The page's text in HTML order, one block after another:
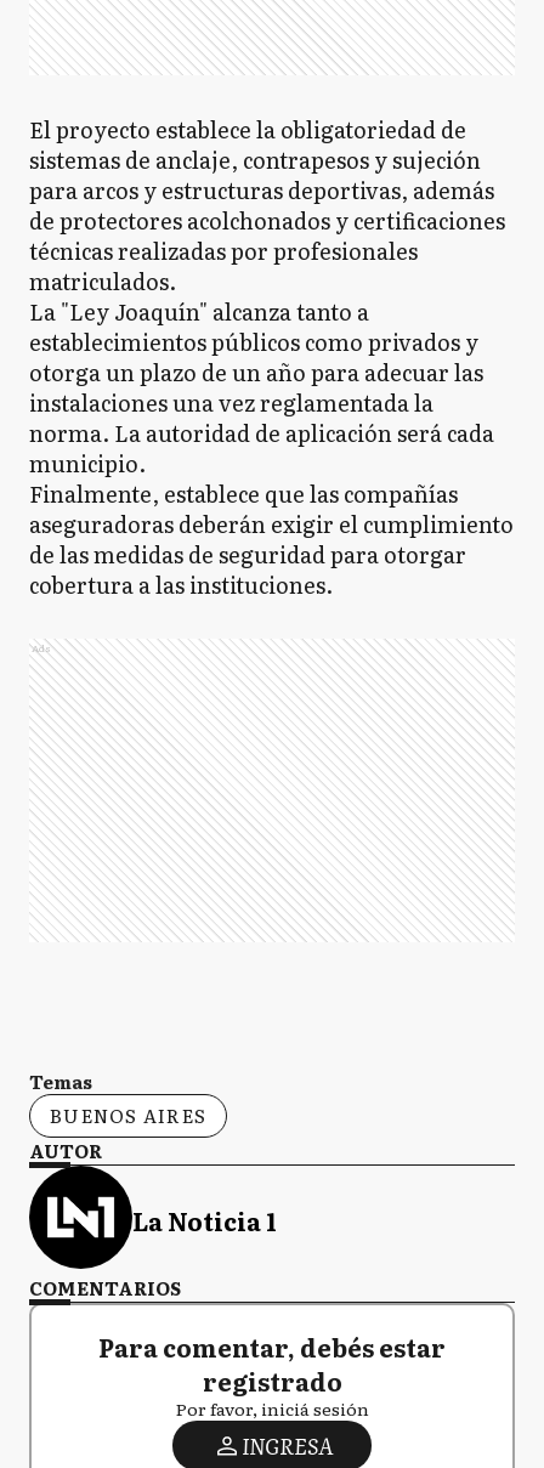
El proyecto establece la obligatoriedad de
sistemas de anclaje, contrapesos y sujeción
para arcos y estructuras deportivas, además
de protectores acolchonados y certificaciones
técnicas realizadas por profesionales
matriculados.
La "Ley Joaquín" alcanza tanto a
establecimientos públicos como privados y
otorga un plazo de un año para adecuar las
instalaciones una vez reglamentada la
norma. La autoridad de aplicación será cada
municipio.
Finalmente, establece que las compañías
aseguradoras deberán exigir el cumplimiento
de las medidas de seguridad para otorgar
cobertura a las instituciones.
Ads
Temas
BUENOS AIRES
AUTOR
La Noticia 1
COMENTARIOS
Para comentar, debés estar
registrado
Por favor, iniciá sesión
INGRESA